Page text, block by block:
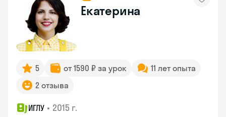
Екатерина
5 от 1590 ₽ за урок
11 лет опыта
2 отзыва
ИГЛУ • 2015 г.